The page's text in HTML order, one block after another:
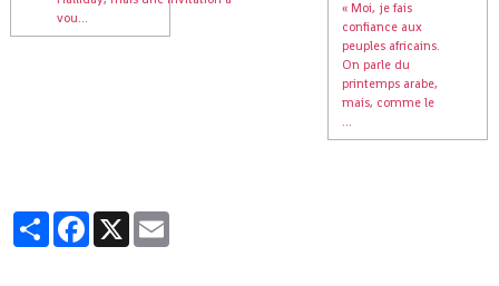
vou...
« Moi, je fais
confiance aux
peuples africains.
On parle du
printemps arabe,
mais, comme le
...
PartagerFacebook
X